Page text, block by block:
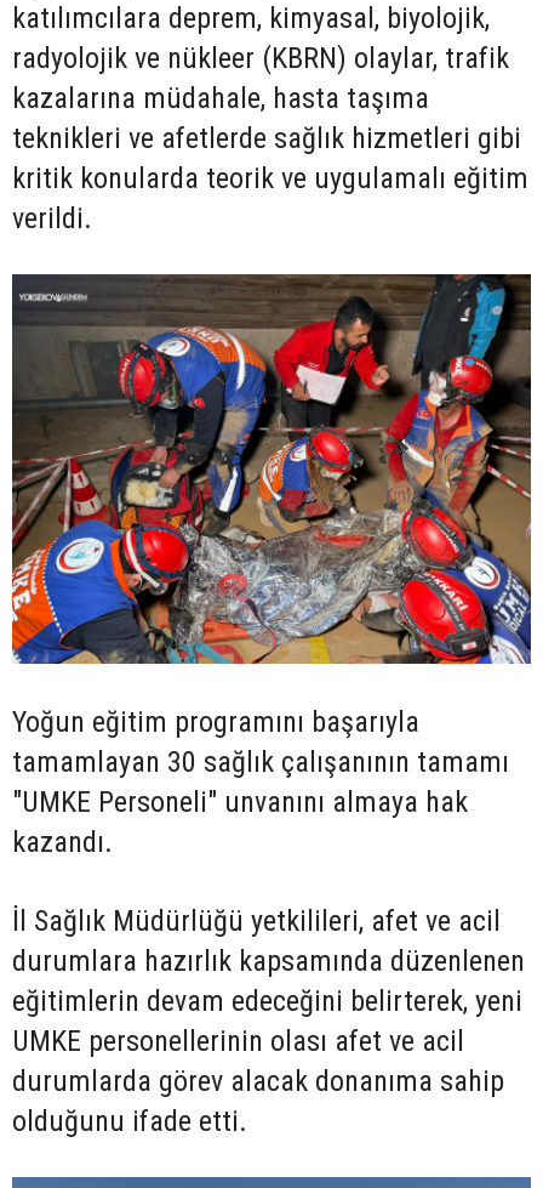
katılımcılara deprem, kimyasal, biyolojik,
radyolojik ve nükleer (KBRN) olaylar, trafik
kazalarına müdahale, hasta taşıma
teknikleri ve afetlerde sağlık hizmetleri gibi
kritik konularda teorik ve uygulamalı eğitim
verildi.
Yoğun eğitim programını başarıyla
tamamlayan 30 sağlık çalışanının tamamı
"UMKE Personeli" unvanını almaya hak
kazandı.
İl Sağlık Müdürlüğü yetkilileri, afet ve acil
durumlara hazırlık kapsamında düzenlenen
eğitimlerin devam edeceğini belirterek, yeni
UMKE personellerinin olası afet ve acil
durumlarda görev alacak donanıma sahip
olduğunu ifade etti.